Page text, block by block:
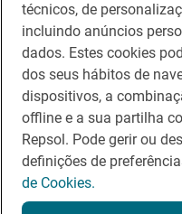
Guia Repsol
Comer
Viajar
técnicos, de
incluindo anúncios
dados. Estes cookies
dos seus hábitos de
dispositivos, a
offline e a sua partilha
Repsol. Pode gerir ou
definições de
de Cookies.